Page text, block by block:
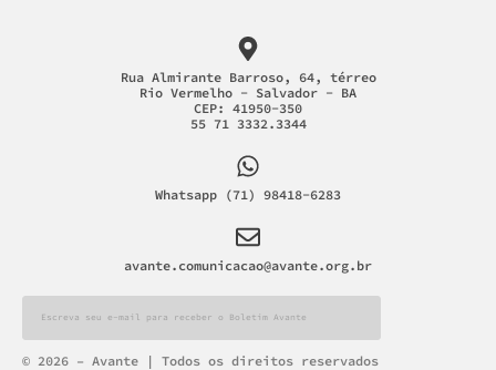
Rua Almirante Barroso, 64, térreo
Rio Vermelho - Salvador - BA
CEP: 41950-350
55 71 3332.3344
Whatsapp (71) 98418-6283
avante.comunicacao@avante.org.br
Alternative:
© 2026 – Avante | Todos os direitos reservados